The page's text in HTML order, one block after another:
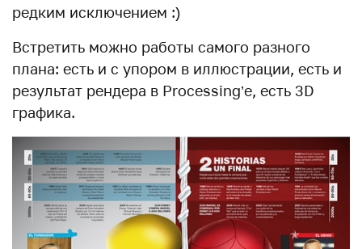
редким исключением :)
Встретить можно работы самого разного
плана: есть и с упором в иллюстрации, есть и
результат рендера в Processing’е, есть 3D
графика.